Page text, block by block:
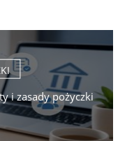
i zasady pożyczki